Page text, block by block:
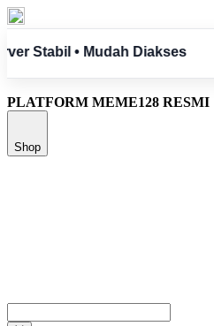
Tanpa Hambatan ✅
PLATFORM MEME128 RESMI
Shop